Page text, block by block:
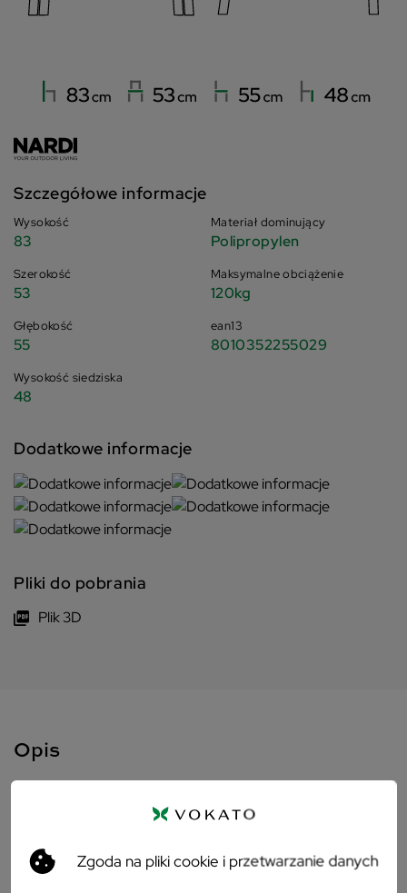
Zgoda na pliki cookie i przetwarzanie danych
Szczegółowe informacje
Wysokość
83
Szerokość
53
Głębokość
55
Wysokość siedziska
48
Materiał dominujący
Polipropylen
Maksymalne obciążenie
120kg
ean13
8010352255029
Dodatkowe informacje
Pliki do pobrania
Plik 3D
Opis
Nardi, który bez problemu wkomponujesz w aranżację